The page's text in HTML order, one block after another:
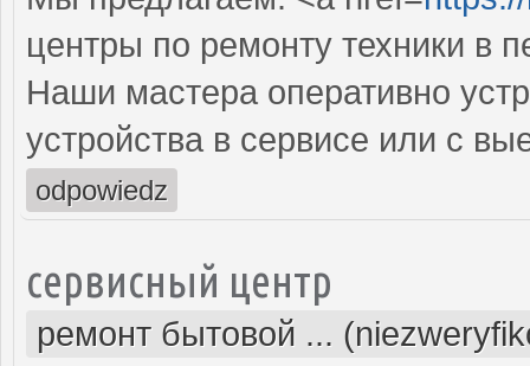
центры по ремонту техники в
Наши мастера оперативно
устройства в сервисе или с
odpowiedz
сервисный центр
ремонт бытовой ...